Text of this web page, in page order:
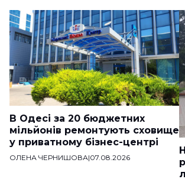
В Одесі за 20 бюджетних
мільйонів ремонтують сховище
у приватному бізнес-центрі
ОЛЕНА ЧЕРНИШОВА|07.08.2026